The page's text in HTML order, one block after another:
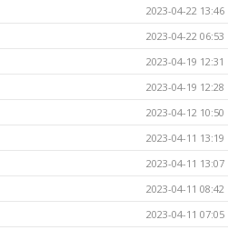
2023-04-22 13:46
2023-04-22 06:53
2023-04-19 12:31
2023-04-19 12:28
2023-04-12 10:50
2023-04-11 13:19
2023-04-11 13:07
2023-04-11 08:42
2023-04-11 07:05